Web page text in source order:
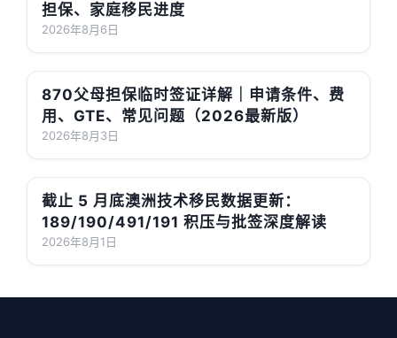
担保、家庭移民进度
2026年8月6日
870父母担保临时签证详解｜申请条件、费
用、GTE、常见问题（2026最新版）
2026年8月3日
截止 5 月底澳洲技术移民数据更新：
189/190/491/191 积压与批签深度解读
2026年8月1日